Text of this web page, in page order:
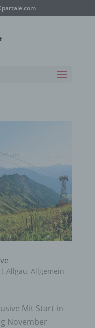
| Allgäu, Allgemein,
Mit Start in
November